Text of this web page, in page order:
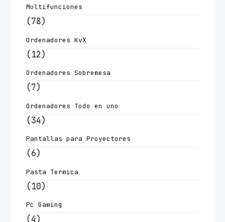
Multifunciones
(78)
Ordenadores KvX
(12)
Ordenadores Sobremesa
(7)
Ordenadores Todo en uno
(34)
Pantallas para Proyectores
(6)
Pasta Termica
(10)
Pc Gaming
(4)